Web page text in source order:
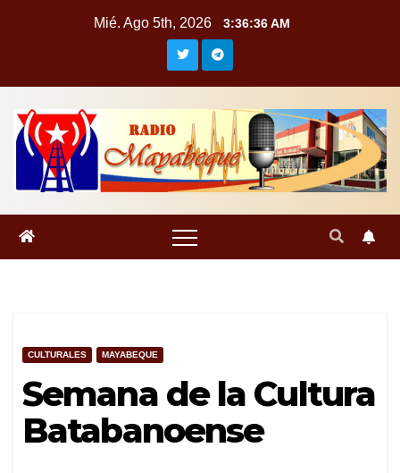
Mié. Ago 5th, 2026 3:36:37 AM
CULTURALES MAYABEQUE
Semana de la Cultura
Batabanoense